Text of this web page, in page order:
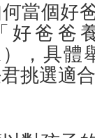
當個好
好爸爸
），具
挑選適